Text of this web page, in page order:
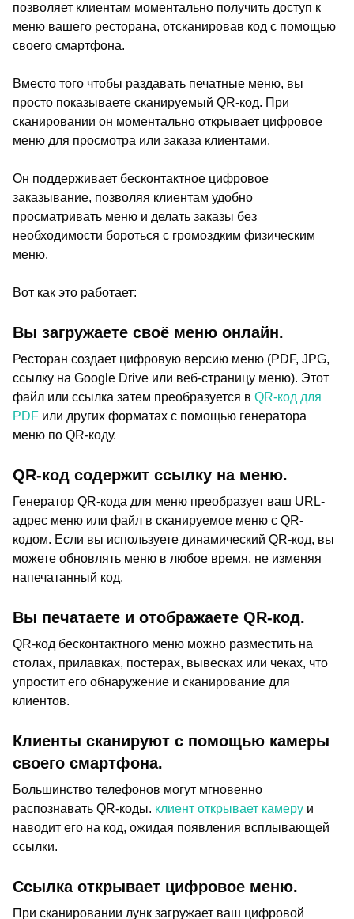
позволяет клиентам моментально получить доступ к
меню вашего ресторана, отсканировав код с помощью
своего смартфона.
Вместо того чтобы раздавать печатные меню, вы
просто показываете сканируемый QR-код. При
сканировании он моментально открывает цифровое
меню для просмотра или заказа клиентами.
Он поддерживает бесконтактное цифровое
заказывание, позволяя клиентам удобно
просматривать меню и делать заказы без
необходимости бороться с громоздким физическим
меню.
Вот как это работает:
Вы загружаете своё меню онлайн.
Ресторан создает цифровую версию меню (PDF, JPG,
ссылку на Google Drive или веб-страницу меню). Этот
файл или ссылка затем преобразуется в QR-код для
PDF или других форматах с помощью генератора
меню по QR-коду.
QR-код содержит ссылку на меню.
Генератор QR-кода для меню преобразует ваш URL-
адрес меню или файл в сканируемое меню с QR-
кодом. Если вы используете динамический QR-код, вы
можете обновлять меню в любое время, не изменяя
напечатанный код.
Вы печатаете и отображаете QR-код.
QR-код бесконтактного меню можно разместить на
столах, прилавках, постерах, вывесках или чеках, что
упростит его обнаружение и сканирование для
клиентов.
Клиенты сканируют с помощью камеры
своего смартфона.
Большинство телефонов могут мгновенно
распознавать QR-коды. клиент открывает камеру и
наводит его на код, ожидая появления всплывающей
ссылки.
Ссылка открывает цифровое меню.
При сканировании лунк загружает ваш цифровой